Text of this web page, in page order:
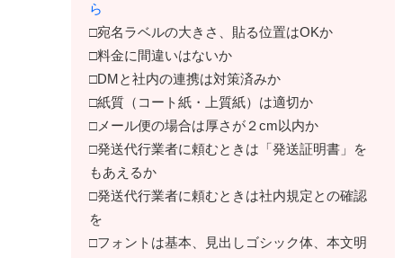
ら
□宛名ラベルの大きさ、貼る位置はOKか
□料金に間違いはないか
□DMと社内の連携は対策済みか
□紙質（コート紙・上質紙）は適切か
□メール便の場合は厚さが２cm以内か
□発送代行業者に頼むときは「発送証明書」を
もあえるか
□発送代行業者に頼むときは社内規定との確認
を
□フォントは基本、見出しゴシック体、本文明